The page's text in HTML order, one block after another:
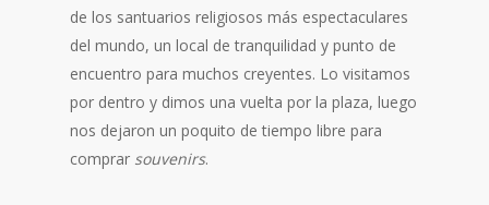
de los santuarios religiosos más espectaculares
del mundo, un local de tranquilidad y punto de
encuentro para muchos creyentes. Lo visitamos
por dentro y dimos una vuelta por la plaza, luego
nos dejaron un poquito de tiempo libre para
comprar souvenirs.